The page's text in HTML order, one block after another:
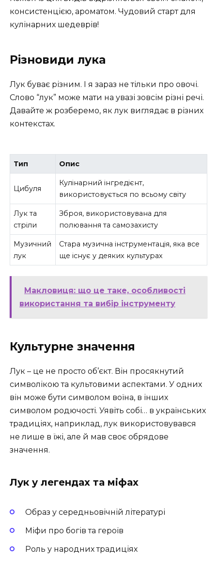
консистенцією, ароматом. Чудовий старт для
кулінарних шедеврів!
Різновиди лука
Лук буває різним. І я зараз не тільки про овочі.
Слово “лук” може мати на увазі зовсім різні речі.
Давайте ж розберемо, як лук виглядає в різних
контекстах.
Тип Опис
Цибуля
Кулінарний інгредієнт,
використовується по всьому світу
Лук та
стріли
Зброя, використовувана для
полювання та самозахисту
Музичний
лук
Стара музична інструментація, яка все
ще існує у деяких культурах
Макловиця: що це таке, особливості
використання та вибір інструменту
Культурне значення
Лук – це не просто об’єкт. Він просякнутий
символікою та культовими аспектами. У одних
він може бути символом воїна, в інших
символом родючості. Уявіть собі… в українських
традиціях, наприклад, лук використовувався
не лише в їжі, але й мав своє обрядове
значення.
Лук у легендах та міфах
Образ у середньовічній літературі
Міфи про богів та героїв
Роль у народних традиціях